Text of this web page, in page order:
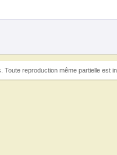
reproduction même partielle est